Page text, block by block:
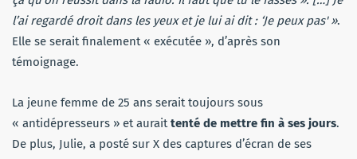
l’ai regardé droit dans les yeux et je lui ai dit : ‘Je peux pas' ».
Elle se serait finalement « exécutée », d’après son
témoignage.
La jeune femme de 25 ans serait toujours sous
« antidépresseurs » et auraittenté de mettre fin à ses jours.
De plus, Julie, a posté sur X des captures d’écran de ses